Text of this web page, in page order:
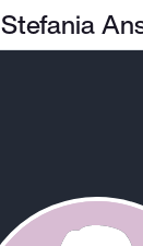
Stefania